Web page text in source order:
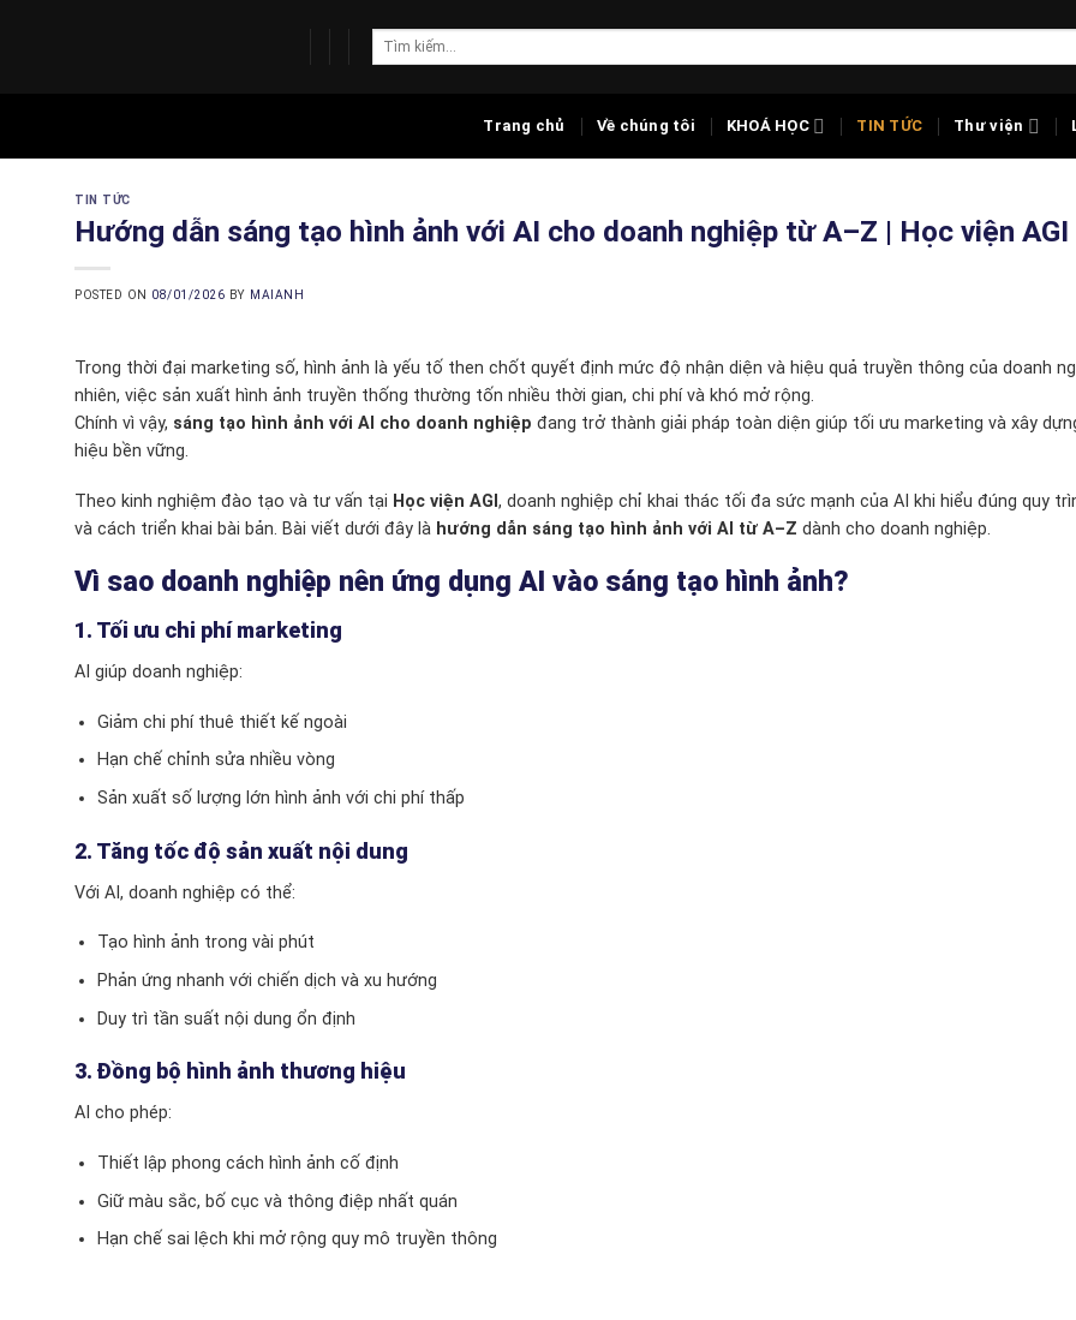
Trang chủ Về chúng tôi KHOÁ HỌC TIN TỨC Thư viện
TIN TỨC
Hướng dẫn sáng tạo hình ảnh với AI cho doanh nghiệp từ A–Z | Học viện AGI
POSTED ON 08/01/2026 BY MAIANH
Trong thời đại marketing số, hình ảnh là yếu tố then chốt quyết định mức độ nhận diện và hiệu quả truyền thông của doanh
nhiên, việc sản xuất hình ảnh truyền thống thường tốn nhiều thời gian, chi phí và khó mở rộng.
Chính vì vậy, sáng tạo hình ảnh với AI cho doanh nghiệp đang trở thành giải pháp toàn diện giúp tối ưu marketing và xây
hiệu bền vững.
Theo kinh nghiệm đào tạo và tư vấn tại Học viện AGI , doanh nghiệp chỉ khai thác tối đa sức mạnh của AI khi hiểu đúng quy
và cách triển khai bài bản. Bài viết dưới đây là hướng dẫn sáng tạo hình ảnh với AI từ A–Z dành cho doanh nghiệp.
Vì sao doanh nghiệp nên ứng dụng AI vào sáng tạo hình ảnh?
1. Tối ưu chi phí marketing
AI giúp doanh nghiệp:
Giảm chi phí thuê thiết kế ngoài
Hạn chế chỉnh sửa nhiều vòng
Sản xuất số lượng lớn hình ảnh với chi phí thấp
2. Tăng tốc độ sản xuất nội dung
Với AI, doanh nghiệp có thể:
Tạo hình ảnh trong vài phút
Phản ứng nhanh với chiến dịch và xu hướng
Duy trì tần suất nội dung ổn định
3. Đồng bộ hình ảnh thương hiệu
AI cho phép:
Thiết lập phong cách hình ảnh cố định
Giữ màu sắc, bố cục và thông điệp nhất quán
Hạn chế sai lệch khi mở rộng quy mô truyền thông